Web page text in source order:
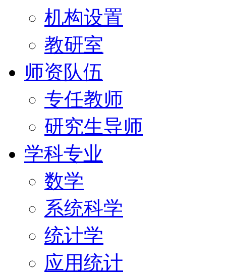
机构设置
教研室
师资队伍
专任教师
研究生导师
学科专业
数学
系统科学
统计学
应用统计